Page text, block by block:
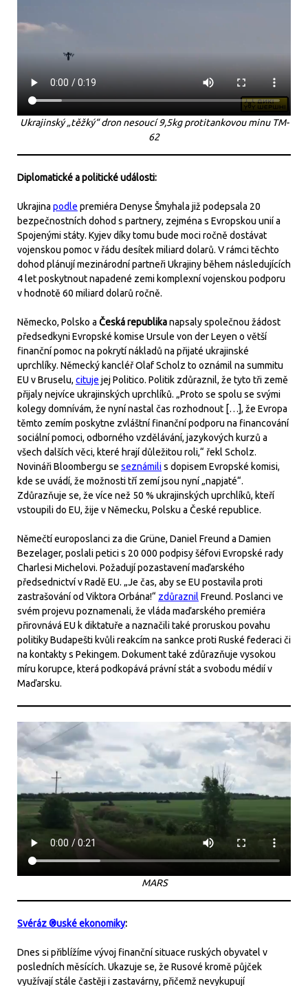
Ukrajinský „těžký“ dron nesoucí 9,5kg protitankovou minu TM-
62
Diplomatické a politické události:
Ukrajina podle premiéra Denyse Šmyhala již podepsala 20
bezpečnostních dohod s partnery, zejména s Evropskou unií a
Spojenými státy. Kyjev díky tomu bude moci ročně dostávat
vojenskou pomoc v řádu desítek miliard dolarů. V rámci těchto
dohod plánují mezinárodní partneři Ukrajiny během následujících
4 let poskytnout napadené zemi komplexní vojenskou podporu
v hodnotě 60 miliard dolarů ročně.
Německo, Polsko a Česká republikanapsaly společnou žádost
předsedkyni Evropské komise Ursule von der Leyen o větší
finanční pomoc na pokrytí nákladů na přijaté ukrajinské
uprchlíky. Německý kancléř Olaf Scholz to oznámil na summitu
EU v Bruselu, cituje jej Politico. Politik zdůraznil, že tyto tři země
přijaly nejvíce ukrajinských uprchlíků. „Proto se spolu se svými
kolegy domnívám, že nyní nastal čas rozhodnout […], že Evropa
těmto zemím poskytne zvláštní finanční podporu na financování
sociální pomoci, odborného vzdělávání, jazykových kurzů a
všech dalších věci, které hrají důležitou roli,“ řekl Scholz.
Novináři Bloombergu se seznámilis dopisem Evropské komisi,
kde se uvádí, že možnosti tří zemí jsou nyní „napjaté“.
Zdůrazňuje se, že více než 50 % ukrajinských uprchlíků, kteří
vstoupili do EU, žije v Německu, Polsku a České republice.
Němečtí europoslanci za die Grüne, Daniel Freund a Damien
Bezelager, poslali petici s 20 000 podpisy šéfovi Evropské rady
Charlesi Michelovi. Požadují pozastavení maďarského
předsednictví v Radě EU. „Je čas, aby se EU postavila proti
zastrašování od Viktora Orbána!“ zdůraznil Freund. Poslanci ve
svém projevu poznamenali, že vláda maďarského premiéra
přirovnává EU k diktatuře a naznačili také proruskou povahu
politiky Budapešti kvůli reakcím na sankce proti Ruské federaci či
na kontakty s Pekingem. Dokument také zdůrazňuje vysokou
míru korupce, která podkopává právní stát a svobodu médií v
Maďarsku.
MARS
Svéráz ®uské ekonomiky:
Dnes si přiblížíme vývoj finanční situace ruských obyvatel v
posledních měsících. Ukazuje se, že Rusové kromě půjček
využívají stále častěji i zastavárny, přičemž nevykupují